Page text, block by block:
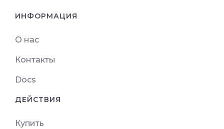
ИНФОРМАЦИЯ
О нас
Контакты
Docs
ДЕЙСТВИЯ
Купить